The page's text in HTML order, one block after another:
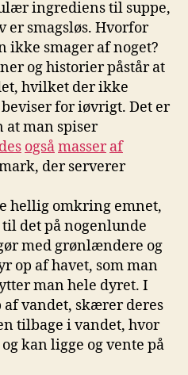
ingrediens til suppe,
er smagsløs. Hvorfor
ikke smager af noget?
og historier påstår at
hvilket der ikke
for iøvrigt. Det er
man spiser
ogsåmasser af
der serverer
hellig omkring emnet,
det på nogenlunde
med grønlændere og
op af havet, som man
man hele dyret. I
af vandet, skærer deres
tilbage i vandet, hvor
kan ligge og vente på